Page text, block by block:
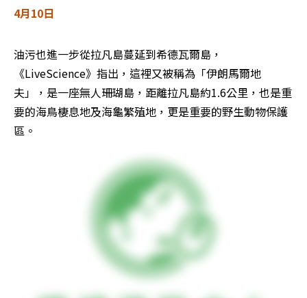
4月10日
油污也進一步從拉凡島蔓延到希德瓦爾島，
《LiveScience》指出，這裡又被稱為「伊朗馬爾地
夫」，是一座無人珊瑚島，距離拉凡島約1.6公里，也是重
要的海鳥棲息地及海龜繁殖地，更是重要的野生動物保護
區。